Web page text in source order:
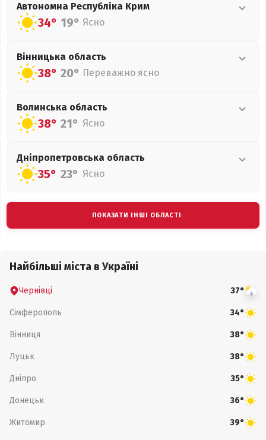
Автономна Республіка Крим
34° 19° Ясно
Вінницька область
38° 20° Переважно ясно
Волинська область
38° 21° Ясно
Дніпропетровська область
35° 23° Ясно
ПОКАЗАТИ ІНШІ ОБЛАСТІ
Найбільші міста в Україні
Чернівці 37°
Сімферополь 34°
Вінниця 38°
Луцьк 38°
Дніпро 35°
Донецьк 36°
Житомир 39°